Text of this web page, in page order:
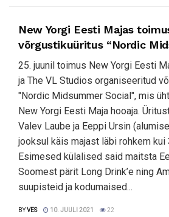
New Yorgi Eesti Majas
võrgustikuüritus “Nordic
25. juunil toimus New Yorgi Eesti
ja The VL Studios organiseeritud
"Nordic Midsummer Social", mis
New Yorgi Eesti Maja hooaja.
Valev Laube ja Eeppi Ursin
jooksul käis majast läbi rohkem kui
Esimesed külalised said maitsta
Soomest pärit Long Drink’e ning
suupisteid ja kodumaised...
BYVES 10. JUULI 2021 22